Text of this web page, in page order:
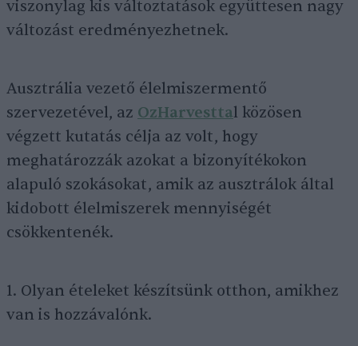
viszonylag kis változtatások együttesen nagy
változást eredményezhetnek.
Ausztrália vezető élelmiszermentő
szervezetével, az OzHarvesttal közösen
végzett kutatás célja az volt, hogy
meghatározzák azokat a bizonyítékokon
alapuló szokásokat, amik az ausztrálok által
kidobott élelmiszerek mennyiségét
csökkentenék.
1. Olyan ételeket készítsünk otthon, amikhez
van is hozzávalónk.